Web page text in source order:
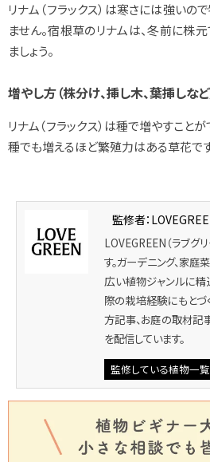
リナム（フラックス）は寒さには強い
ません。宿根草のリナムは、冬前に株
ましょう。
増やし方（株分け、挿し木、葉挿しなど
リナム（フラックス）は種で増やすこと
種でも増えるほど繁殖力はある草花です
監修者：
LOVEGREEN（ラブグ
す。ガーデニング、家庭
広い植物ジャンルに精
際の栽培経験にもとづ
方記事、お庭の取材記
を配信しています。
監修している植物一